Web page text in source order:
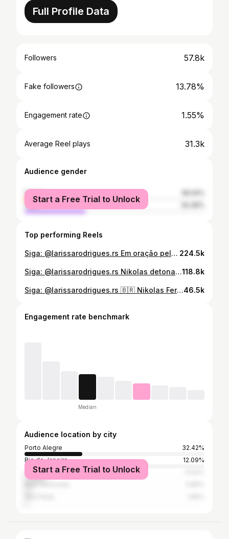
Full Profile Data
Followers 57.8k
Fake followers 13.78%
Engagement rate 1.55%
Average Reel plays 31.3k
Audience gender
female
male
Start a Free Trial to Unlock
Top performing Reels
Siga: @larissarodrigues.rs Em oração pelo nosso sempre presidente, Jair Messias Bolsonaro! Compartilhe e mostre de que lado você está ☝🏼🇧🇷 224.5k
Siga: @larissarodrigues.rs Nikolas detona repórter que tentou distorcer sua fala… Compartilhe e mostre de que lado você está ☝🏼🇧🇷118.8k
Siga: @larissarodrigues.rs 🇧🇷 Nikolas Ferreira expõe toda hipocrisia do governo Lula e abre o jogo na programa Pânico. Compartilhe e mostre de que lado você está ☝🏼🇧🇷46.5k
Engagement rate benchmark
Median
Audience location by city
Porto Alegre
32.42%
Rio de Janeiro
12.09%
Canoas
Start a Free Trial to Unlock